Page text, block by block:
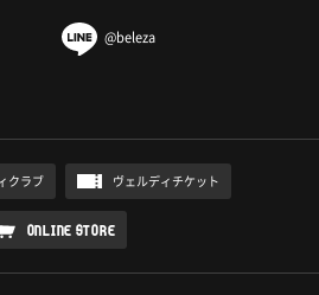
@beleza
クラブ ヴェルディチケット
ONLINE STORE